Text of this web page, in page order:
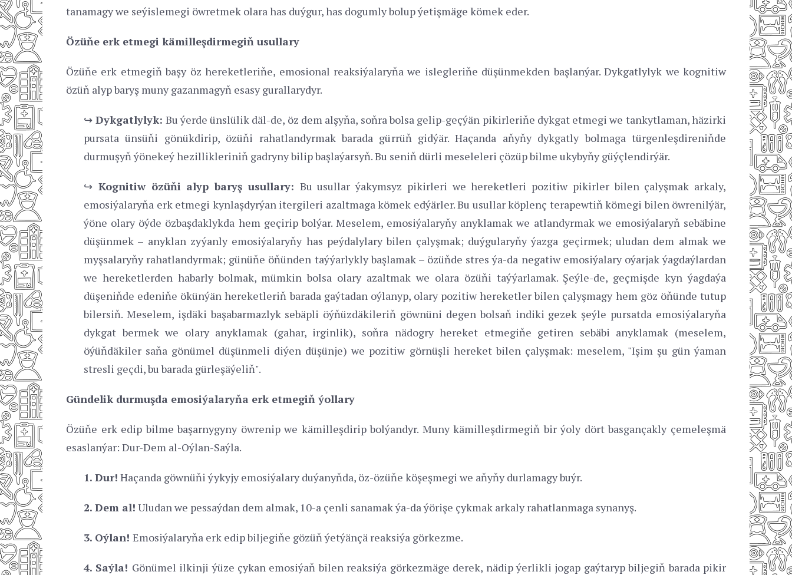
tanamagy we seýislemegi öwretmek olara has duýgur, has dogumly bolup ýetişmäge kömek eder.
Özüňe erk etmegi kämilleşdirmegiň usullary
Özüňe erk etmegiň başy öz hereketleriňe, emosional reaksiýalaryňa we islegleriňe düşünmekden başlanýar. Dykgatlylyk we kognitiw
özüň alyp baryş muny gazanmagyň esasy gurallarydyr.
↪ Dykgatlylyk: Bu ýerde ünslülik däl-de, öz dem alşyňa, soňra bolsa gelip-geçýän pikirleriňe dykgat etmegi we tankytlaman, häzirki
pursata ünsüňi gönükdirip, özüňi rahatlandyrmak barada gürrüň gidýär. Haçanda aňyňy dykgatly bolmaga türgenleşdireniňde
durmuşyň ýönekeý hezillikleriniň gadryny bilip başlaýarsyň. Bu seniň dürli meseleleri çözüp bilme ukybyňy güýçlendirýär.
↪ Kognitiw özüňi alyp baryş usullary: Bu usullar ýakymsyz pikirleri we hereketleri pozitiw pikirler bilen çalyşmak arkaly,
emosiýalaryňa erk etmegi kynlaşdyrýan itergileri azaltmaga kömek edýärler. Bu usullar köplenç terapewtiň kömegi bilen öwrenilýär,
ýöne olary öýde özbaşdaklykda hem geçirip bolýar. Meselem, emosiýalaryňy anyklamak we atlandyrmak we emosiýalaryň sebäbine
düşünmek – anyklan zyýanly emosiýalaryňy has peýdalylary bilen çalyşmak; duýgularyňy ýazga geçirmek; uludan dem almak we
myşsalaryňy rahatlandyrmak; günüňe öňünden taýýarlykly başlamak – özüňde stres ýa-da negatiw emosiýalary oýarjak ýagdaýlardan
we hereketlerden habarly bolmak, mümkin bolsa olary azaltmak we olara özüňi taýýarlamak. Şeýle-de, geçmişde kyn ýagdaýa
düşeniňde edeniňe ökünýän hereketleriň barada gaýtadan oýlanyp, olary pozitiw hereketler bilen çalyşmagy hem göz öňünde tutup
bilersiň. Meselem, işdäki başabarmazlyk sebäpli öýňüzdäkileriň göwnüni degen bolsaň indiki gezek şeýle pursatda emosiýalaryňa
dykgat bermek we olary anyklamak (gahar, irginlik), soňra nädogry hereket etmegiňe getiren sebäbi anyklamak (meselem,
öýüňdäkiler saňa gönümel düşünmeli diýen düşünje) we pozitiw görnüşli hereket bilen çalyşmak: meselem, "Işim şu gün ýaman
stresli geçdi, bu barada gürleşäýeliň".
Gündelik durmuşda emosiýalaryňa erk etmegiň ýollary
Özüňe erk edip bilme başarnygyny öwrenip we kämilleşdirip bolýandyr. Muny kämilleşdirmegiň bir ýoly dört basgançakly çemeleşmä
esaslanýar: Dur-Dem al-Oýlan-Saýla.
1. Dur! Haçanda göwnüňi ýykyjy emosiýalary duýanyňda, öz-özüňe köşeşmegi we aňyňy durlamagy buýr.
2. Dem al! Uludan we pessaýdan dem almak, 10-a çenli sanamak ýa-da ýörişe çykmak arkaly rahatlanmaga synanyş.
3. Oýlan! Emosiýalaryňa erk edip biljegiňe gözüň ýetýänçä reaksiýa görkezme.
4. Saýla! Gönümel ilkinji ýüze çykan emosiýaň bilen reaksiýa görkezmäge derek, nädip ýerlikli jogap gaýtaryp biljegiň barada pikir